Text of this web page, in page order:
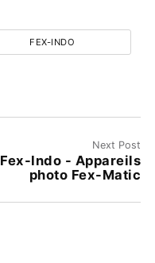
FEX-INDO
Next Post
Fex-Indo - Appareils
photo Fex-Matic